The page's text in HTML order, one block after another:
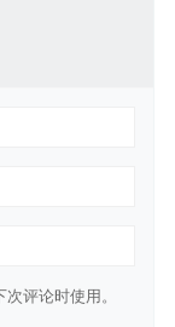
评论时使用。